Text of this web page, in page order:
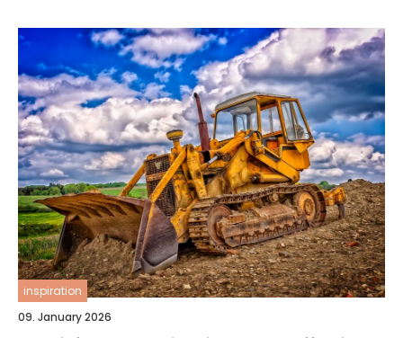
inspiration
09. January 2026